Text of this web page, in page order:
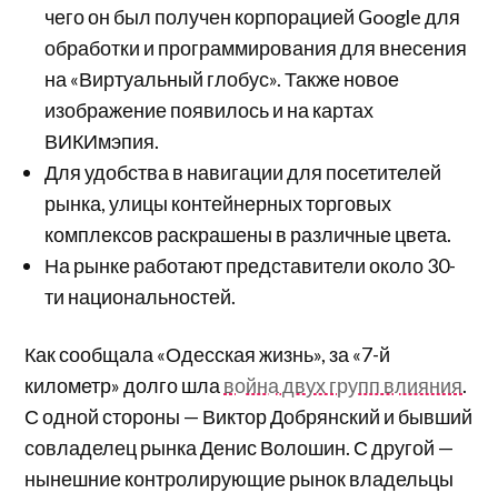
чего он был получен корпорацией Google для
обработки и программирования для внесения
на «Виртуальный глобус». Также новое
изображение появилось и на картах
ВИКИмэпия.
Для удобства в навигации для посетителей
рынка, улицы контейнерных торговых
комплексов раскрашены в различные цвета.
На рынке работают представители около 30-
ти национальностей.
Как сообщала «Одесская жизнь», за «7-й
километр» долго шлавойна двух групп влияния.
С одной стороны — Виктор Добрянский и бывший
совладелец рынка Денис Волошин. С другой —
нынешние контролирующие рынок владельцы